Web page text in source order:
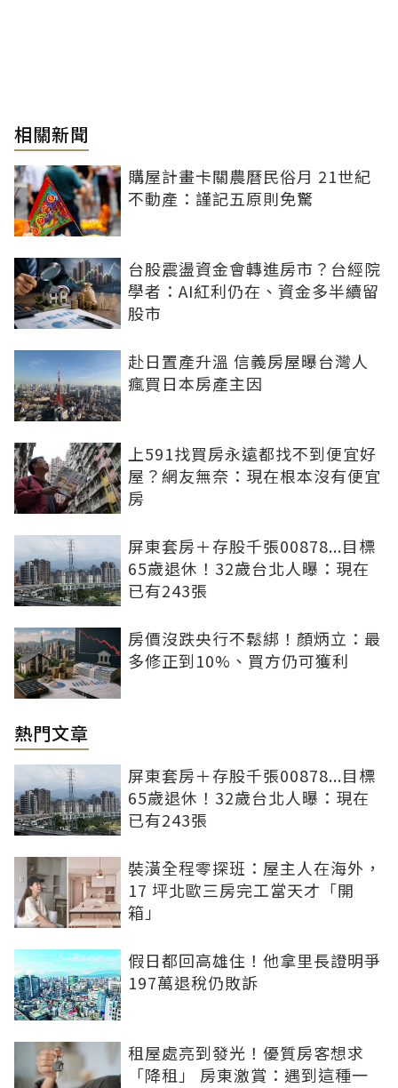
相關新聞
購屋計畫卡關農曆民俗月 21世紀
不動產：謹記五原則免驚
台股震盪資金會轉進房市？台經院
學者：AI紅利仍在、資金多半續留
股市
赴日置產升溫 信義房屋曝台灣人
瘋買日本房產主因
上591找買房永遠都找不到便宜好
屋？網友無奈：現在根本沒有便宜
房
屏東套房＋存股千張00878...目標
65歲退休！32歲台北人曝：現在
已有243張
房價沒跌央行不鬆綁！顏炳立：最
多修正到10%、買方仍可獲利
熱門文章
屏東套房＋存股千張00878...目標
65歲退休！32歲台北人曝：現在
已有243張
裝潢全程零探班：屋主人在海外，
17 坪北歐三房完工當天才「開
箱」
假日都回高雄住！他拿里長證明爭
197萬退稅仍敗訴
租屋處亮到發光！優質房客想求
「降租」 房東激賞：遇到這種一